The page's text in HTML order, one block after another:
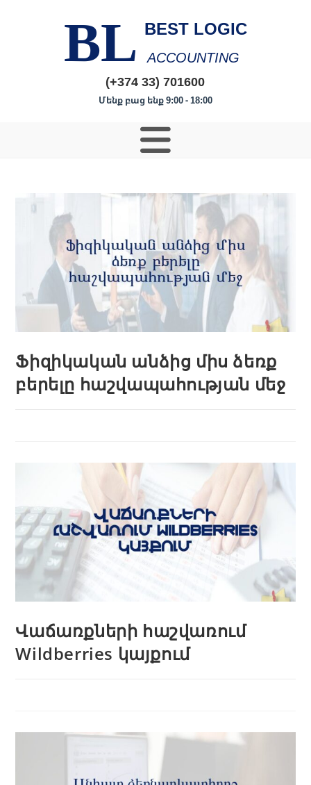
BL BEST LOGIC
ACCOUNTING
(+374 33) 701600
Մենք բաց ենք 9:00 - 18:00
Ֆիզիկական անձից միս ձեռք
բերելը հաշվապահության մեջ
Վաճառքների հաշվառում
Wildberries կայքում